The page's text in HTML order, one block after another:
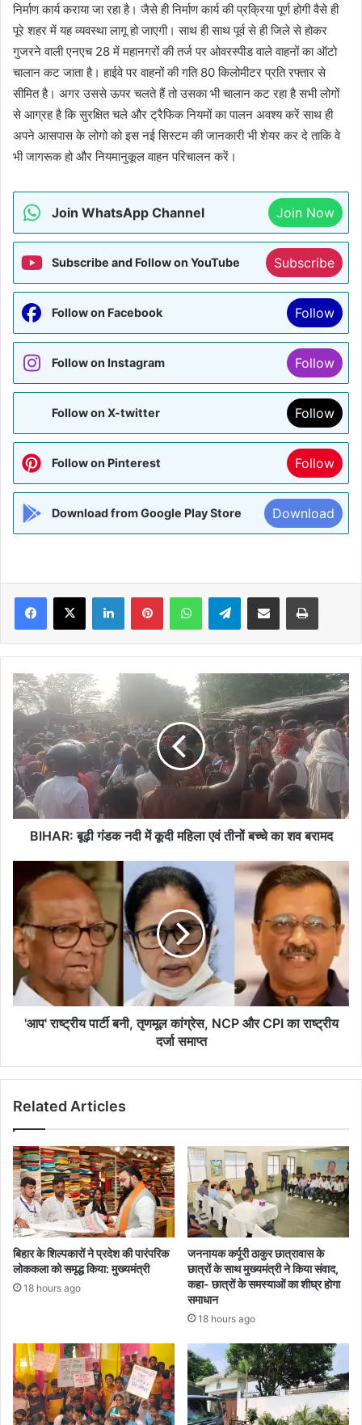
निर्माण कार्य कराया जा रहा है। जैसे ही निर्माण कार्य की प्रक्रिया पूर्ण होगी वैसे ही
पूरे शहर में यह व्यवस्था लागू हो जाएगी। साथ ही साथ पूर्व से ही जिले से होकर
गुजरने वाली एनएच 28 में महानगरों की तर्ज पर ओवरस्पीड वाले वाहनों का ऑटो
चालान कट जाता है। हाईवे पर वाहनों की गति 80 किलोमीटर प्रति रफ्तार से
सीमित है। अगर उससे ऊपर चलते हैं तो उसका भी चालान कट रहा है सभी लोगों
से आग्रह है कि सुरक्षित चले और ट्रैफिक नियमों का पालन अवश्य करें साथ ही
अपने आसपास के लोगो को इस नई सिस्टम की जानकारी भी शेयर कर दे ताकि वे
भी जागरूक हो और नियमानुकूल वाहन परिचालन करें।
Join WhatsApp Channel Join Now
Subscribe and Follow on YouTube Subscribe
Follow on Facebook Follow
Follow on Instagram Follow
Follow on X-twitter Follow
Follow on Pinterest Follow
Download from Google Play Store Download
Facebook
X LinkedInPinterestWhatsAppTelegramShare via Email Print
BIHAR:
बूढ़ी
गंडक
नदी
में
कूदी
महिला
एवं
तीनों
बरामद
BIHAR: बूढ़ी गंडक नदी में कूदी महिला एवं तीनों बच्चे का शव बरामद
राष्ट्रीय
पार्टी
बनी,
तृणमूल
कांग्रेस,
NCP
और
CPI
'आप' राष्ट्रीय पार्टी बनी, तृणमूल कांग्रेस, NCP और CPI का राष्ट्रीय
दर्जा समाप्त
Related Articles
बिहार के शिल्पकारों ने प्रदेश की पारंपरिक
लोककला को समृद्ध किया: मुख्यमंत्री
18 hours ago
जननायक कर्पूरी ठाकुर छात्रावास के
छात्रों के साथ मुख्यमंत्री ने किया संवाद,
कहा- छात्रों के समस्याओं का शीघ्र होगा
समाधान
18 hours ago